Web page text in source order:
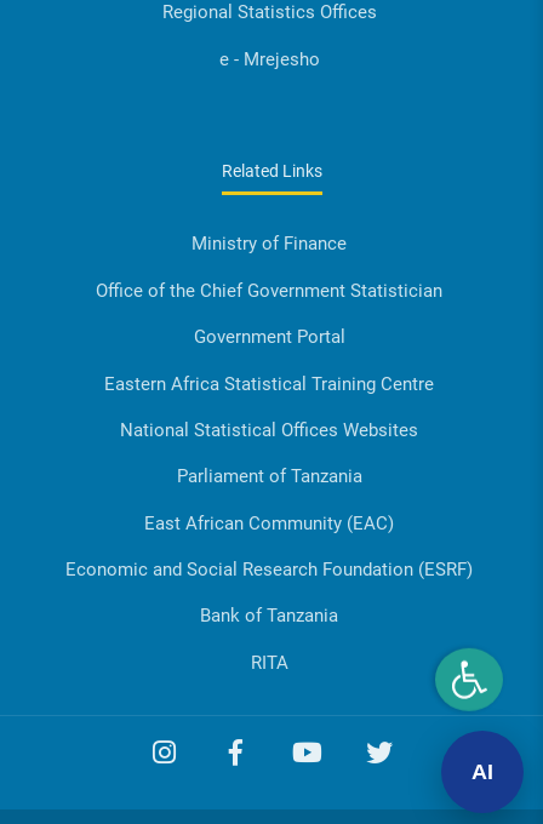
Regional Statistics Offices
e - Mrejesho
Related Links
Ministry of Finance
Office of the Chief Government Statistician
Government Portal
Eastern Africa Statistical Training Centre
National Statistical Offices Websites
Parliament of Tanzania
East African Community (EAC)
Economic and Social Research Foundation (ESRF)
Bank of Tanzania
RITA
AI